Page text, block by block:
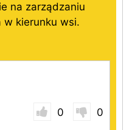
na zarządzaniu
w kierunku wsi.
0
0